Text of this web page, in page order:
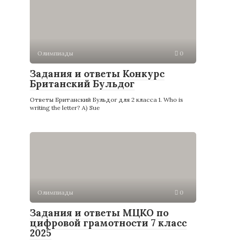
Олимпиады 0
Задания и ответы Конкурс
Британский Бульдог
Ответы Британский Бульдог для 2 класса 1. Who is
writing the letter? A) Sue
Олимпиады 0
Задания и ответы МЦКО по
цифровой грамотности 7 класс
2025